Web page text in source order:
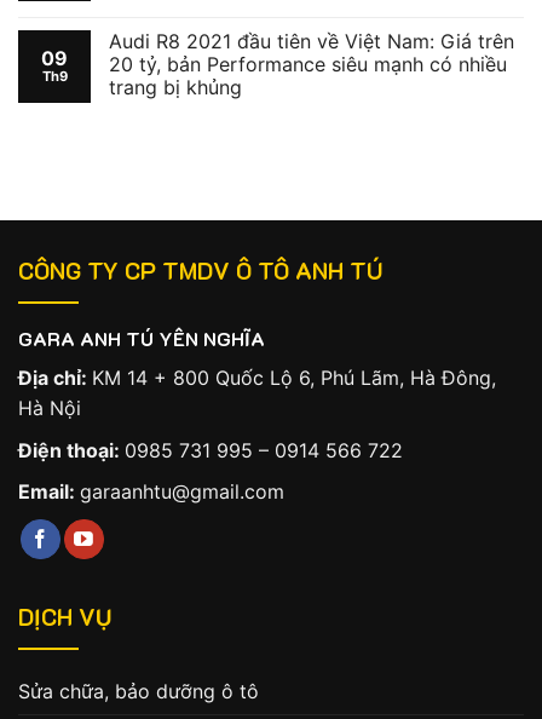
09
Th9
Audi R8 2021 đầu tiên về Việt Nam: Giá trên
20 tỷ, bản Performance siêu mạnh có nhiều
trang bị khủng
CÔNG TY CP TMDV Ô TÔ ANH TÚ
GARA ANH TÚ YÊN NGHĨA
Địa chỉ: KM 14 + 800 Quốc Lộ 6, Phú Lãm, Hà Đông,
Hà Nội
Điện thoại: 0985 731 995 – 0914 566 722
Email: garaanhtu@gmail.com
DỊCH VỤ
Sửa chữa, bảo dưỡng ô tô